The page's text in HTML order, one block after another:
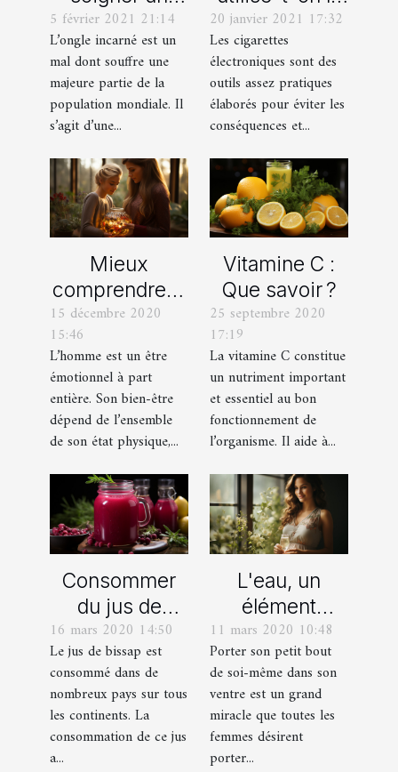
ongle incarné
à domicile ?
5 février 2021 21:14
L’ongle incarné est un
mal dont souffre une
majeure partie de la
population mondiale. Il
s’agit d’une...
cigarette
électronique
20 janvier 2021 17:32
Les cigarettes
électroniques sont des
outils assez pratiques
élaborés pour éviter les
conséquences et...
Mieux
comprendre la
guérison par
les émotions
15 décembre 2020
15:46
L’homme est un être
émotionnel à part
entière. Son bien-être
dépend de l’ensemble
de son état physique,...
Vitamine C :
Que savoir ?
25 septembre 2020
17:19
La vitamine C constitue
un nutriment important
et essentiel au bon
fonctionnement de
l’organisme. Il aide à...
Consommer
du jus de
bissap, quels
bienfaits pour
la santé ?
16 mars 2020 14:50
Le jus de bissap est
consommé dans de
nombreux pays sur tous
les continents. La
consommation de ce jus
a...
L'eau, un
élément
essentiel
durant la
grossesse
11 mars 2020 10:48
Porter son petit bout
de soi-même dans son
ventre est un grand
miracle que toutes les
femmes désirent
porter...